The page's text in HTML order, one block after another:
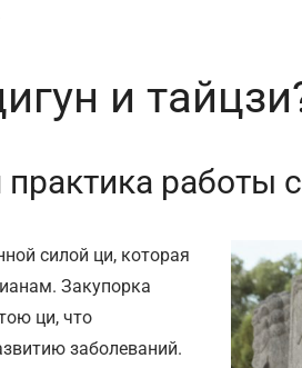
и
работы
силой ци, которая
Закупорка
ци, что
заболеваний.